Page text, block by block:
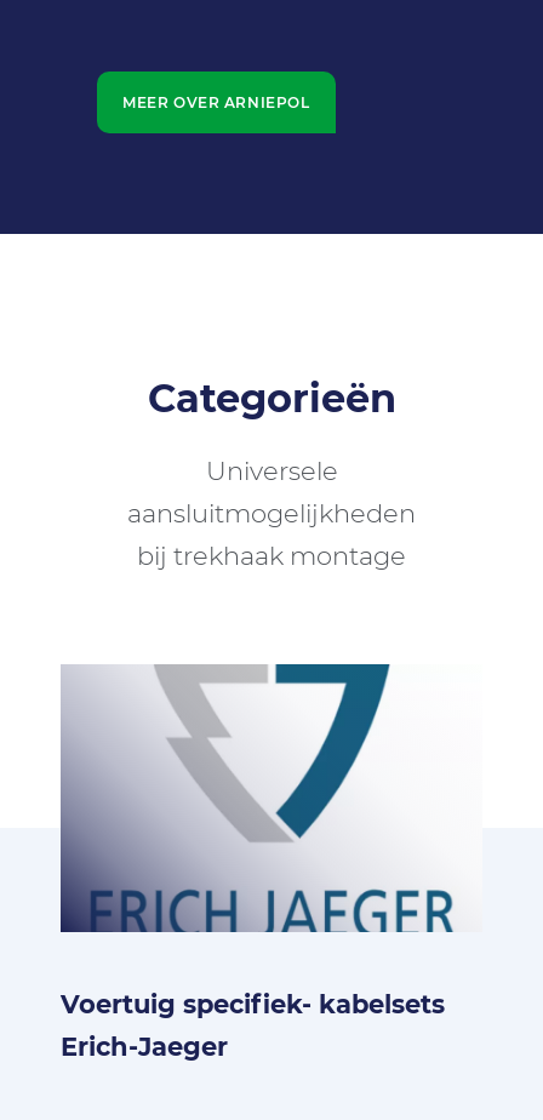
MEER OVER ARNIEPOL
Categorieën
Universele
aansluitmogelijkheden
bij trekhaak montage
Voertuig specifiek- kabelsets
Erich-Jaeger